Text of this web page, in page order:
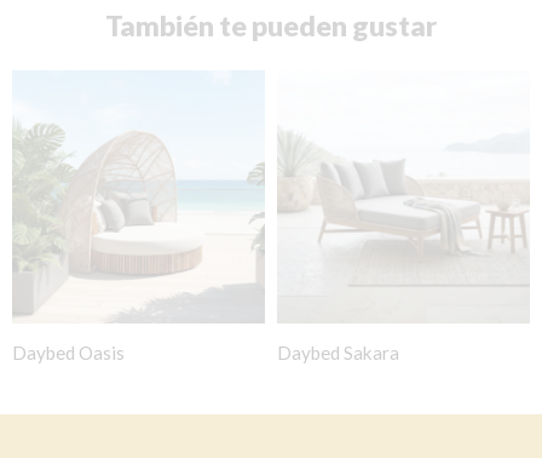
También te pueden gustar
Daybed Oasis Daybed Sakara